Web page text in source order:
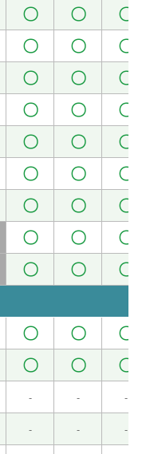
。护理是有顺序
)
在便利店找零时
次一个人在中国
五角纸币时候,我
张，把它留下来
我也会回想起单
注意身体哦。下
的旅行，我很开
了啊！关于重庆
多高楼，而且还
景象，你不会被
定要去成都和重
〇 〇 〇
〇 〇 〇
〇 〇 〇
〇 〇 〇
〇 〇 〇
〇 〇 〇
〇 〇 〇
〇 〇 〇
〇 〇
〇
〇 〇 〇
〇 〇 〇
- - -
- - -